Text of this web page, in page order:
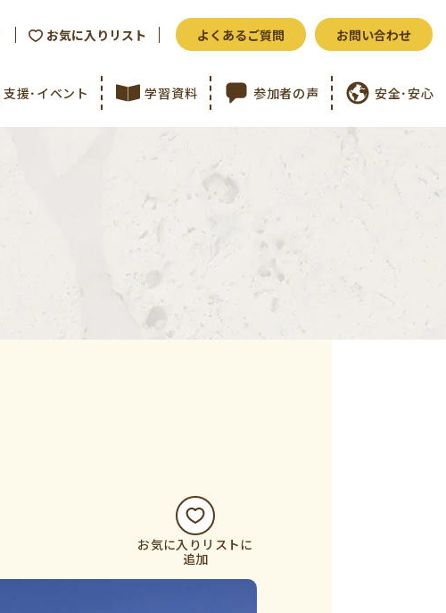
お気に入りリスト よくあるご質問 お問い合わせ
支援･イベント 学習資料 参加者の声 安全･安心
お気に入りリストに
追加